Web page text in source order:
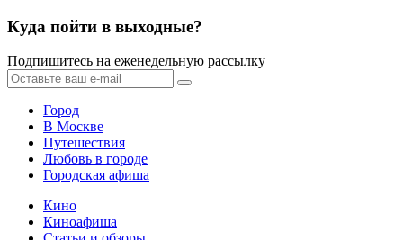
Куда пойти в выходные?
Подпишитесь на еженедельную рассылку
Город
В Москве
Путешествия
Любовь в городе
Городская афиша
Кино
Киноафиша